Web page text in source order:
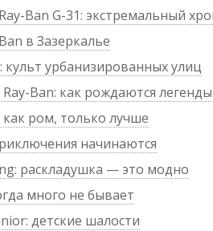
Ban G-31: экстремальный
в Зазеркалье
культ урбанизированных улиц
Ban: как рождаются легенды
как ром, только лучше
начинаются
раскладушка — это модно
много не бывает
детские шалости